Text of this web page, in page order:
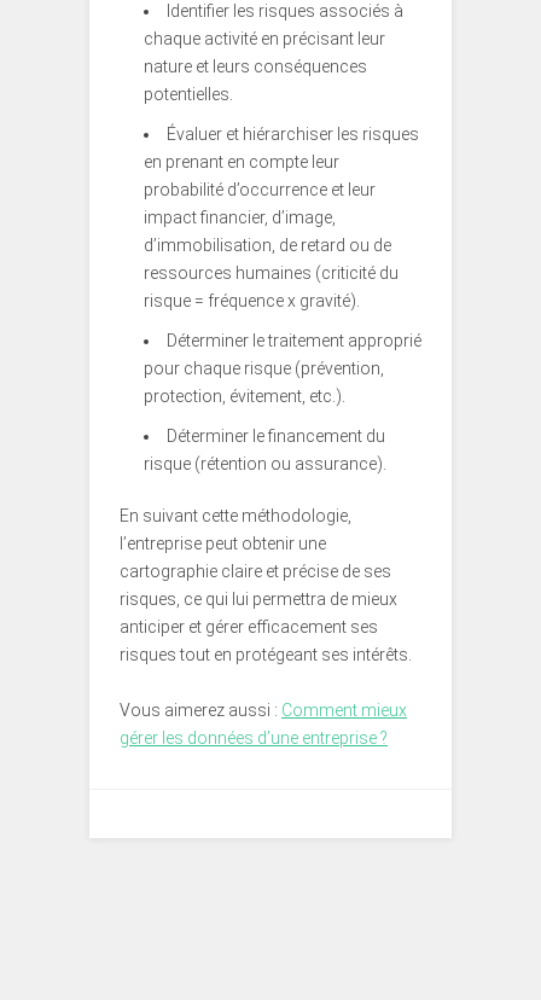
Identifier les risques associés à
chaque activité en précisant leur
nature et leurs conséquences
potentielles.
Évaluer et hiérarchiser les risques
en prenant en compte leur
probabilité d’occurrence et leur
impact financier, d’image,
d’immobilisation, de retard ou de
ressources humaines (criticité du
risque = fréquence x gravité).
Déterminer le traitement approprié
pour chaque risque (prévention,
protection, évitement, etc.).
Déterminer le financement du
risque (rétention ou assurance).
En suivant cette méthodologie,
l’entreprise peut obtenir une
cartographie claire et précise de ses
risques, ce qui lui permettra de mieux
anticiper et gérer efficacement ses
risques tout en protégeant ses intérêts.
Vous aimerez aussi : Comment mieux
gérer les données d’une entreprise ?